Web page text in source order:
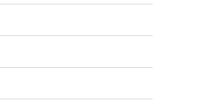
Dezember 2019
November 2019
Oktober 2019